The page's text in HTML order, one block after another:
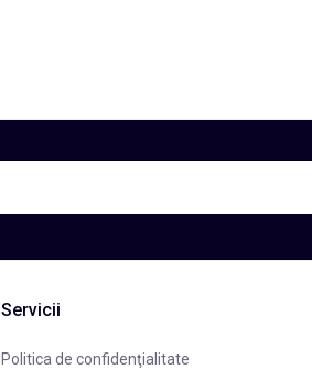
Servicii
Politica de confidenţialitate